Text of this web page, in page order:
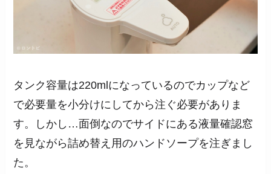
タンク容量は220mlになっているのでカップなど
で必要量を小分けにしてから注ぐ必要がありま
す。しかし…面倒なのでサイドにある液量確認窓
を見ながら詰め替え用のハンドソープを注ぎまし
た。